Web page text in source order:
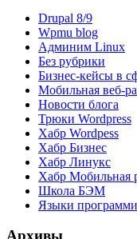
Drupal 8/9
Wpmu blog
Админим Linux
Без рубрики
Бизнес-кейсы в
Мобильная веб-
Новости блога
Трюки Wordpress
Хабр Wordpess
Хабр Бизнес
Хабр Линукс
Хабр Мобильная
Школа БЭМ
Языки
Архивы